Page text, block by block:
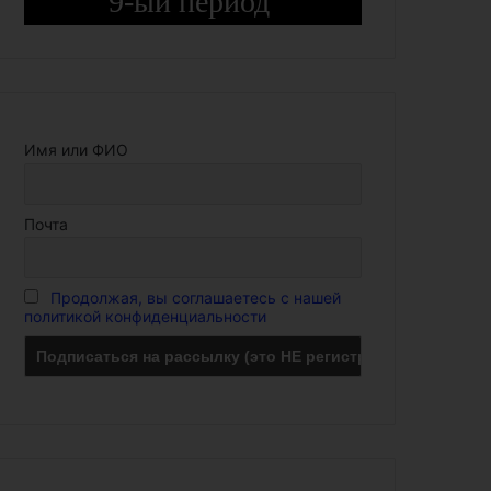
Имя или ФИО
Почта
Продолжая, вы соглашаетесь с нашей
политикой конфиденциальности